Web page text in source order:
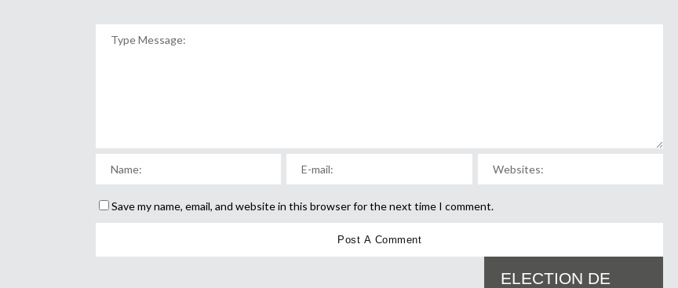
Save my name, email, and website in this browser for the next time I comment.
ELECTION DE